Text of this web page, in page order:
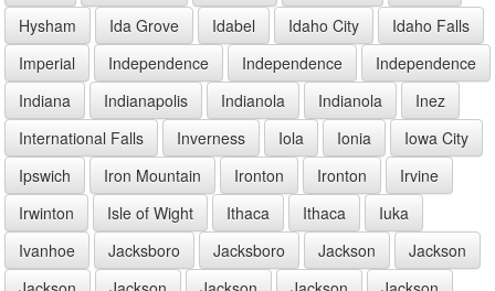
Hysham
Ida Grove Idabel Idaho City
Idaho Falls
Imperial
Independence Independence
Independence
Indiana
Indianapolis Indianola Indianola
Inez
International Falls
Inverness Iola Ionia
Iowa City
Ipswich
Iron Mountain Ironton Ironton
Irvine
Irwinton
Isle of Wight Ithaca Ithaca
Iuka
Ivanhoe
Jacksboro Jacksboro Jackson
Jackson